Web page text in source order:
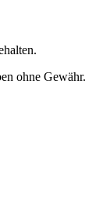
ohne Gewähr.